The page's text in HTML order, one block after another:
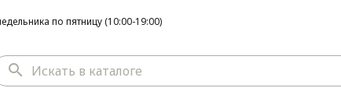
по пятницу (10:00-19:00)
search